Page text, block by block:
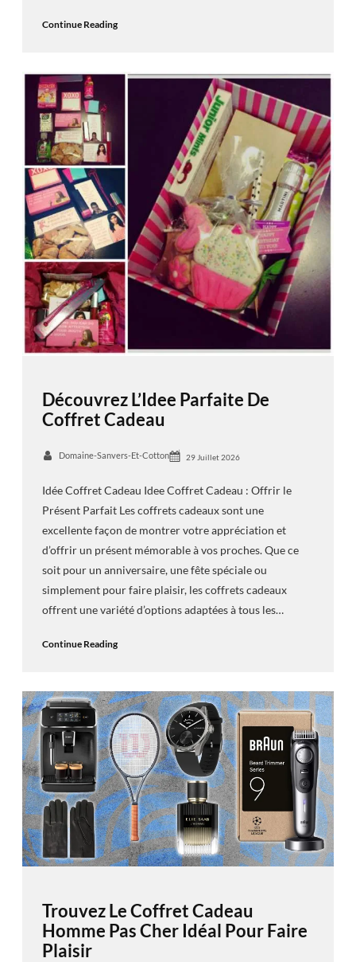
Continue Reading
Découvrez L’Idee Parfaite De
Coffret Cadeau
Domaine-Sanvers-Et-Cotton 29 Juillet 2026
Idée Coffret Cadeau Idee Coffret Cadeau : Offrir le
Présent Parfait Les coffrets cadeaux sont une
excellente façon de montrer votre appréciation et
d’offrir un présent mémorable à vos proches. Que ce
soit pour un anniversaire, une fête spéciale ou
simplement pour faire plaisir, les coffrets cadeaux
offrent une variété d’options adaptées à tous les…
Continue Reading
Trouvez Le Coffret Cadeau
Homme Pas Cher Idéal Pour Faire
Plaisir